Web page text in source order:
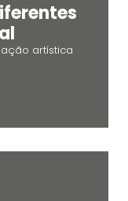
artística